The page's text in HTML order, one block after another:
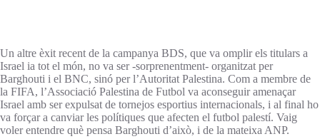
Un altre èxit recent de la campanya BDS, que va omplir els titulars a
Israel ia tot el món, no va ser -sorprenentment- organitzat per
Barghouti i el BNC, sinó per l’Autoritat Palestina. Com a membre de
la FIFA, l’Associació Palestina de Futbol va aconseguir amenaçar
Israel amb ser expulsat de tornejos esportius internacionals, i al final ho
va forçar a canviar les polítiques que afecten el futbol palestí. Vaig
voler entendre què pensa Barghouti d’això, i de la mateixa ANP.